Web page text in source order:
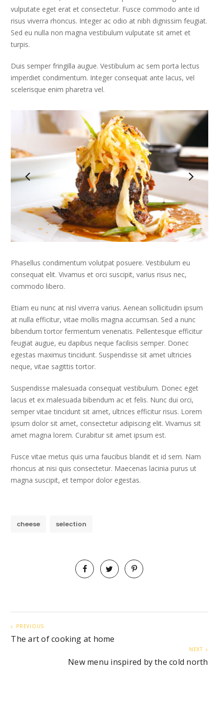
vulputate eget erat et consectetur. Fusce commodo ante id
risus viverra rhoncus. Integer ac odio at nibh dignissim feugiat.
Sed eu nulla non magna vestibulum vulputate sit amet et
turpis.
Duis semper fringilla augue. Vestibulum ac sem porta lectus
imperdiet condimentum. Integer consequat ante lacus, vel
scelerisque enim pharetra vel.
Phasellus condimentum volutpat posuere. Vestibulum eu
consequat elit. Vivamus et orci suscipit, varius risus nec,
commodo libero.
Etiam eu nunc at nisl viverra varius. Aenean sollicitudin ipsum
at nulla efficitur, vitae mollis magna accumsan. Sed a nunc
bibendum tortor fermentum venenatis. Pellentesque efficitur
feugiat augue, eu dapibus neque facilisis semper. Donec
egestas maximus tincidunt. Suspendisse sit amet ultricies
neque, vitae sagittis tortor.
Suspendisse malesuada consequat vestibulum. Donec eget
lacus et ex malesuada bibendum ac et felis. Nunc dui orci,
semper vitae tincidunt sit amet, ultrices efficitur risus. Lorem
ipsum dolor sit amet, consectetur adipiscing elit. Vivamus sit
amet magna lorem. Curabitur sit amet ipsum est.
Fusce vitae metus quis urna faucibus blandit et id sem. Nam
rhoncus at nisi quis consectetur. Maecenas lacinia purus ut
magna suscipit, et tempor dolor egestas.
cheese selection
PREVIOUS
The art of cooking at home
NEXT
New menu inspired by the cold north